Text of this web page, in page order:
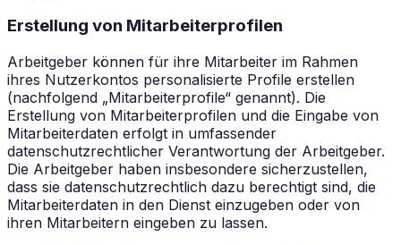
Erstellung von Mitarbeiterprofilen
Arbeitgeber können für ihre Mitarbeiter im Rahmen
ihres Nutzerkontos personalisierte Profile erstellen
(nachfolgend „Mitarbeiterprofile“ genannt). Die
Erstellung von Mitarbeiterprofilen und die Eingabe von
Mitarbeiterdaten erfolgt in umfassender
datenschutzrechtlicher Verantwortung der Arbeitgeber.
Die Arbeitgeber haben insbesondere sicherzustellen,
dass sie datenschutzrechtlich dazu berechtigt sind, die
Mitarbeiterdaten in den Dienst einzugeben oder von
ihren Mitarbeitern eingeben zu lassen.